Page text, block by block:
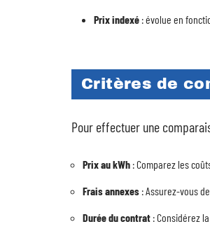
Prix indexé : évolue en
Critères de
Pour effectuer une
Prix au kWh : Comparez les
Frais annexes : Assurez-vous
Durée du contrat : Considérez